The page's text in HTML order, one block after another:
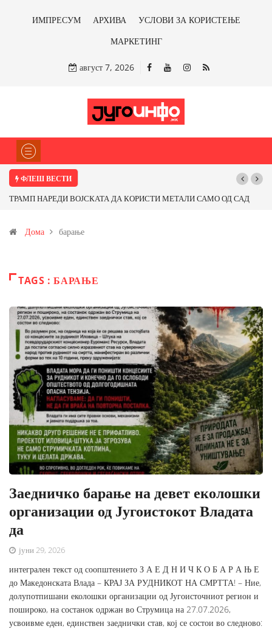
ИМПРЕСУМ АРХИВА
УСЛОВИ ЗА КОРИСТЕЊЕ
МАРКЕТИНГ
август 7, 2026
ФЛЕШ ВЕСТИ
САД
Почнува реконструкцијата на улицата „5-ти Ноември“ во Струмица
Дома барање
TAGS : БАРАЊЕ
Заедничко барање на девет еколошки
организации од Југоистокот Владата
да
јуни 29, 2026
интегрален текст од соопштението З А Е Д Н И Ч К О Б А Р А Њ Е
до Македонската Влада – КРАЈ ЗА РУДНИКОТ НА СМРТТА! – Ние,
долупотпишани еколошки организации од Југоисточниот регион и
пошироко, на состанок одржан во Струмица на 27.07.2026,
усвоивме еден, единствен заеднички став, кој се состои во следново: